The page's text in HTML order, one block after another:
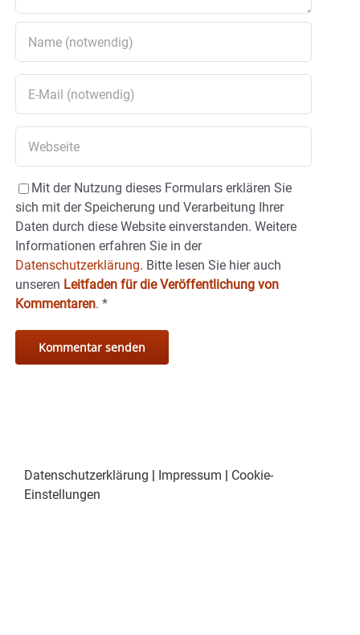
Mit der Nutzung dieses Formulars erklären Sie
sich mit der Speicherung und Verarbeitung Ihrer
Daten durch diese Website einverstanden. Weitere
Informationen erfahren Sie in der
Datenschutzerklärung. Bitte lesen Sie hier auch
unseren Leitfaden für die Veröffentlichung von
Kommentaren. *
Datenschutzerklärung Impressum
Cookie-
Einstellungen